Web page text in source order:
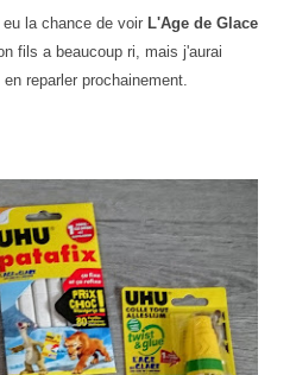
la chance de voir L'Age de Glace
fils a beaucoup ri, mais j'aurai
reparler prochainement.